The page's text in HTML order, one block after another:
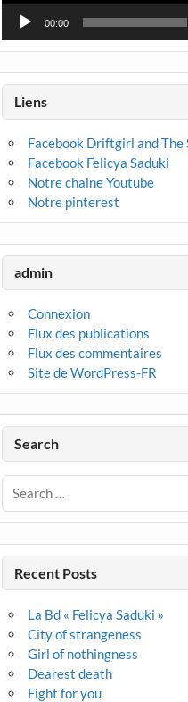
00:00
Liens
Facebook Driftgirl and The
Facebook Felicya Saduki
Notre chaine Youtube
Notre pinterest
admin
Connexion
Flux des publications
Flux des commentaires
Site de WordPress-FR
Search
Recent Posts
La Bd « Felicya Saduki »
City of strangeness
Girl of nothingness
Dearest death
Fight for you